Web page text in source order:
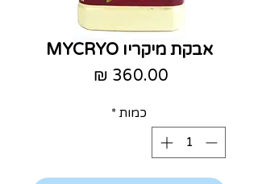
אבקת מיקריו MYCRYO
כמות *